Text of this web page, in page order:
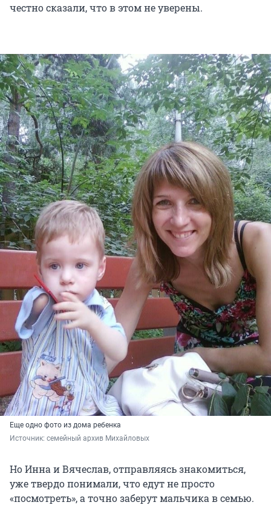
честно сказали, что в этом не уверены.
Еще одно фото из дома ребенка
Источник: семейный архив Михайловых
Но Инна и Вячеслав, отправляясь знакомиться,
уже твердо понимали, что едут не просто
«посмотреть», а точно заберут мальчика в семью.